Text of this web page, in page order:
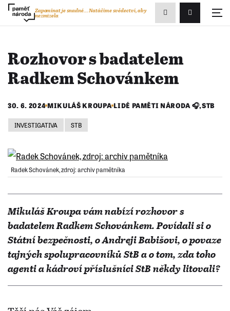
Přihlášení/
Zapomínat je snadné...Natáčíme svědectví, aby
nezmizela
Zobrazit
vyhledávání
Rozhovor s badatelem
Radkem Schovánkem
30. 6. 2024 MIKULÁŠ KROUPA LIDÉ PAMĚTI NÁRODA 🎧,STB
INVESTIGATIVA STB
Radek Schovánek, zdroj: archiv pamětníka
Mikuláš Kroupa vám nabízí rozhovor s
badatelem Radkem Schovánkem. Povídali si o
Státní bezpečnosti, o Andreji Babišovi, o povaze
tajných spolupracovníků StB a o tom, zda toho
agenti a kádroví příslušníci StB někdy litovali?